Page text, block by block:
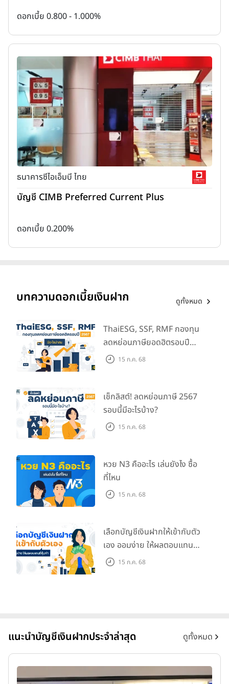
ดอกเบี้ย 0.800 - 1.000%
ธนาคารซีไอเอ็มบี ไทย
บัญชี CIMB Preferred Current Plus
ดอกเบี้ย 0.200%
บทความดอกเบี้ยเงินฝาก ดูทั้งหมด
ThaiESG, SSF, RMF กองทุน
ลดหย่อนภาษียอดฮิตรอบปี
2567 มีอะไรน่าสน
15 ก.ค. 68
เช็กลิสต์! ลดหย่อนภาษี 2567
รอบนี้มีอะไรบ้าง?
15 ก.ค. 68
หวย N3 คืออะไร เล่นยังไง ซื้อ
ที่ไหน
15 ก.ค. 68
เลือกบัญชีเงินฝากให้เข้ากับตัว
เอง ออมง่าย ให้ผลตอบแทนที่
คุ้มค่า15 ก.ค. 68
แนะนำบัญชีเงินฝากประจำล่าสุด ดูทั้งหมด